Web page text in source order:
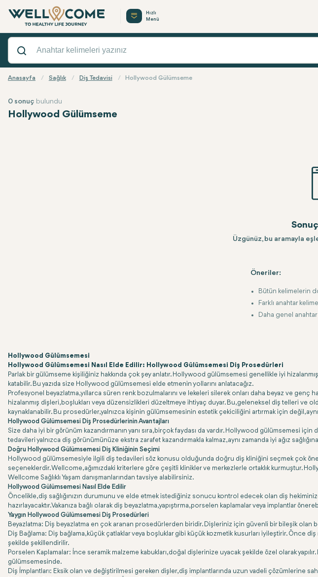
Hızlı
Menü
Anasayfa Sağlık Diş Tedavisi Hollywood Gülümseme
Hollywood Gülümseme
0 sonuç bulundu
Üzgünüz, bu aramayla
Öneriler:
Bütün kelimelerin
Farklı anahtar
Daha genel
Hollywood Gülümsemesi
Hollywood Gülümsemesi Nasıl Elde Edilir: Hollywood Gülümsemesi Diş Prosedürleri
Parlak bir gülümseme kişiliğiniz hakkında çok şey anlatır. Hollywood gülümsemesi genellikle iyi
katabilir. Bu yazıda size Hollywood gülümsemesi elde etmenin yollarını anlatacağız.
Profesyonel beyazlatma, yıllarca süren renk bozulmalarını ve lekeleri silerek onları daha beyaz ve
hizalanmış dişleri, boşlukları veya düzensizlikleri düzeltmeye ihtiyaç duyar. Bu, geleneksel diş telleri
kaynaklanabilir. Bu prosedürler, yalnızca kişinin gülümsemesinin estetik çekiciliğini artırmak için değil,
Hollywood Gülümsemesi Diş Prosedürlerinin Avantajları
Size daha iyi bir görünüm kazandırmanın yanı sıra, birçok faydası da vardır. Hollywood gülümsemesi
tedavileri yalnızca diş görünümünüze ekstra zarafet kazandırmakla kalmaz, aynı zamanda iyi ağız
Doğru Hollywood Gülümsemesi Diş Kliniğinin Seçimi
Hollywood gülümsemesiyle ilgili diş tedavileri söz konusu olduğunda doğru diş kliniğini seçmek çok
seçeneklerdir. Wellcome, ağımızdaki kriterlere göre çeşitli klinikler ve merkezlerle ortaklık kurmuştur.
Wellcome Sağlıklı Yaşam danışmanlarından tavsiye alabilirsiniz.
Hollywood Gülümsemesi Nasıl Elde Edilir
Öncelikle, diş sağlığınızın durumunu ve elde etmek istediğiniz sonucu kontrol edecek olan diş
hazırlayacaktır. Vakanıza bağlı olarak diş beyazlatma, yapıştırma, porselen kaplamalar veya implantlar
Yaygın Hollywood Gülümsemesi Diş Prosedürleri
Beyazlatma: Diş beyazlatma en çok aranan prosedürlerden biridir. Dişleriniz için güvenli bir bileşik olan
Diş Bağlama: Diş bağlama, küçük çatlaklar veya boşluklar gibi küçük kozmetik kusurları iyileştirir.
şekilde şekillendirilir.
Porselen Kaplamalar: İnce seramik malzeme kabukları, doğal dişlerinize uyacak şekilde özel olarak
gülümsemesinde.
Diş İmplantları: Eksik olan ve değiştirilmesi gereken dişler, diş implantlarında uzun vadeli çözümlerine